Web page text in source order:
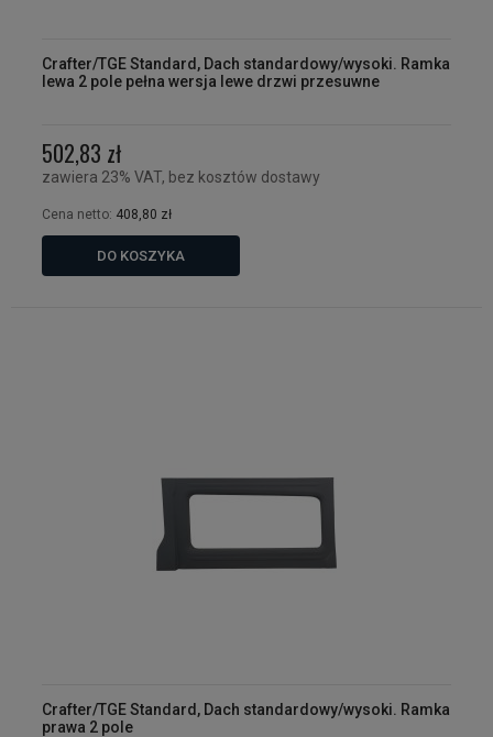
Crafter/TGE Standard, Dach standardowy/wysoki. Ramka
lewa 2 pole pełna wersja lewe drzwi przesuwne
502,83 zł
zawiera 23% VAT, bez kosztów dostawy
Cena netto: 408,80 zł
DO KOSZYKA
Crafter/TGE Standard, Dach standardowy/wysoki. Ramka
prawa 2 pole